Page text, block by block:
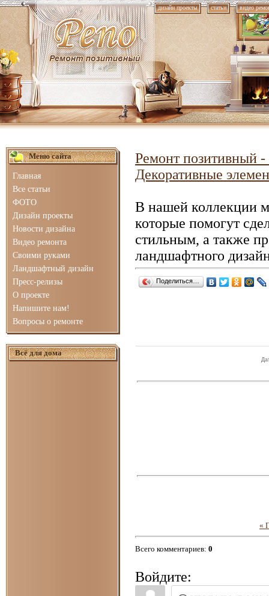
дизайн проекты статьи видео
Меню сайта
Главная
Все статьи
ФОТО
Дизайн проекты
Новости дизайна
Видео ремонта
Своими руками
Ландшафтный дизайн
Пресс-релизы
О проекте
Напишите нам!
Вопросы о ремонте
Всё для дома
Ремонт позитивный -
Декоративные
В нашей коллекции
которые помогут
стильным, а также
ландшафтного
Поделиться…
«
Всего комментариев: 0
Войдите: